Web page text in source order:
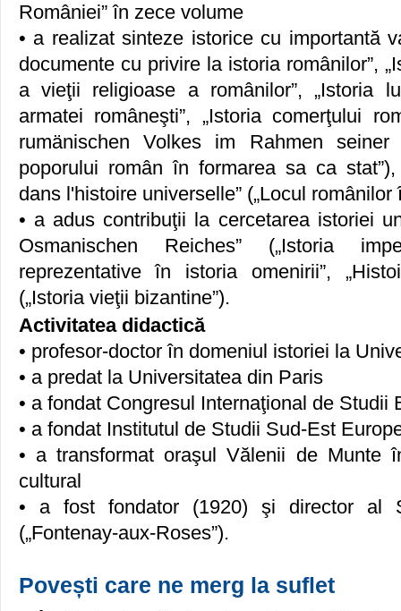
României” în zece volume
• a realizat sinteze istorice cu importantă
documente cu privire la istoria românilor”,
a vieţii religioase a românilor”, „Istoria
armatei româneşti”, „Istoria comerţului
rumänischen Volkes im Rahmen seiner
poporului român în formarea sa ca
dans l'histoire universelle” („Locul românilor
• a adus contribuţii la cercetarea istoriei
Osmanischen Reiches” („Istoria
reprezentative în istoria omenirii”,
(„Istoria vieţii bizantine”).
Activitatea didactică
• profesor-doctor în domeniul istoriei la
• a predat la Universitatea din Paris
• a fondat Congresul Internaţional de Studii
• a fondat Institutul de Studii Sud-Est
• a transformat oraşul Vălenii de Munte
cultural
• a fost fondator (1920) şi director al
(„Fontenay-aux-Roses”).
Povești care ne merg la suflet